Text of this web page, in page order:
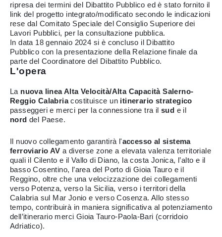
ripresa dei termini del Dibattito Pubblico ed è stato fornito il
link del progetto integrato/modificato secondo le indicazioni
rese dal Comitato Speciale del Consiglio Superiore dei
Lavori Pubblici, per la consultazione pubblica.
In data 18 gennaio 2024 si è concluso il Dibattito
Pubblico con la presentazione della Relazione finale da
parte del Coordinatore del Dibattito Pubblico.
L'opera
La nuova linea Alta Velocità/Alta Capacità Salerno-
Reggio Calabriacostituisce un itinerario strategico
passeggeri e merci per la connessione tra il sud e il
nord del Paese.
Il nuovo collegamento garantirà l'accesso al sistema
ferroviario AVa diverse zone a elevata valenza territoriale
quali il Cilento e il Vallo di Diano, la costa Jonica, l’alto e il
basso Cosentino, l’area del Porto di Gioia Tauro e il
Reggino, oltre che una velocizzazione dei collegamenti
verso Potenza, verso la Sicilia, verso i territori della
Calabria sul Mar Jonio e verso Cosenza. Allo stesso
tempo, contribuirà in maniera significativa al potenziamento
dell’itinerario merci Gioia Tauro-Paola-Bari (corridoio
Adriatico).